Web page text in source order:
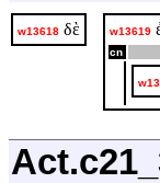
w13618 δὲ w13619
cn